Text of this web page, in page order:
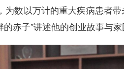
数以万计的重大疾病患者
赤子”讲述他的创业故事与家